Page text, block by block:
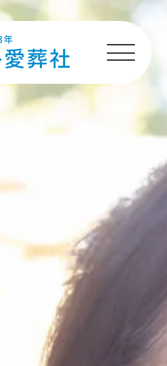
ご案内
案内
様の声
流れ
ご質問
ご案内